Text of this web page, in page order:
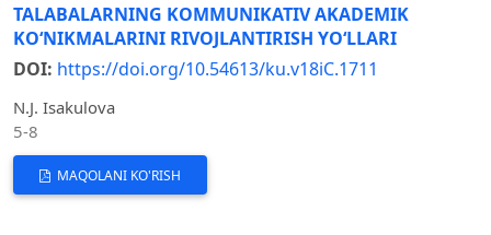
TALABALARNING KOMMUNIKATIV AKADEMIK
KO‘NIKMALARINI RIVOJLANTIRISH YO‘LLARI
DOI: https://doi.org/10.54613/ku.v18iC.1711
N.J. Isakulova
5-8
MAQOLANI KO'RISH